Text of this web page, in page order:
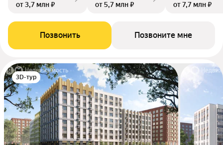
от 3,7 млн ₽
от 5,7 млн ₽
от 7,7 млн ₽
Позвонить Позвоните мне
3D-тур